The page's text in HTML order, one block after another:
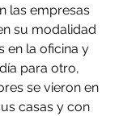
las empresas
su modalidad
en la oficina y
para otro,
se vieron en
casas y con